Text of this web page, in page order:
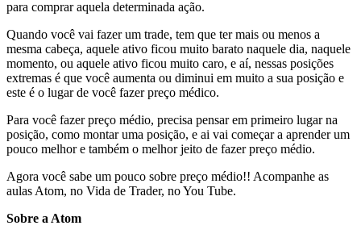
para comprar aquela determinada ação.
Quando você vai fazer um trade, tem que ter mais ou menos a
mesma cabeça, aquele ativo ficou muito barato naquele dia, naquele
momento, ou aquele ativo ficou muito caro, e aí, nessas posições
extremas é que você aumenta ou diminui em muito a sua posição e
este é o lugar de você fazer preço médico.
Para você fazer preço médio, precisa pensar em primeiro lugar na
posição, como montar uma posição, e ai vai começar a aprender um
pouco melhor e também o melhor jeito de fazer preço médio.
Agora você sabe um pouco sobre preço médio!! Acompanhe as
aulas Atom, no Vida de Trader, no You Tube.
Sobre a Atom